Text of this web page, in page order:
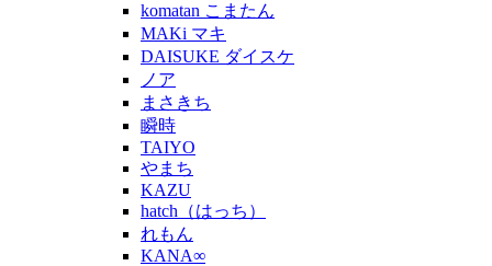
komatan こまたん
MAKi マキ
DAISUKE ダイスケ
ノア
まさきち
瞬時
TAIYO
やまち
KAZU
hatch（はっち）
れもん
KANA∞